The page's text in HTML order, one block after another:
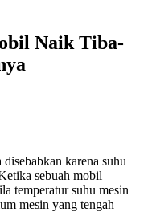
Naik Tiba-
karena suhu
sebuah mobil
temperatur suhu mesin
mesin yang tengah